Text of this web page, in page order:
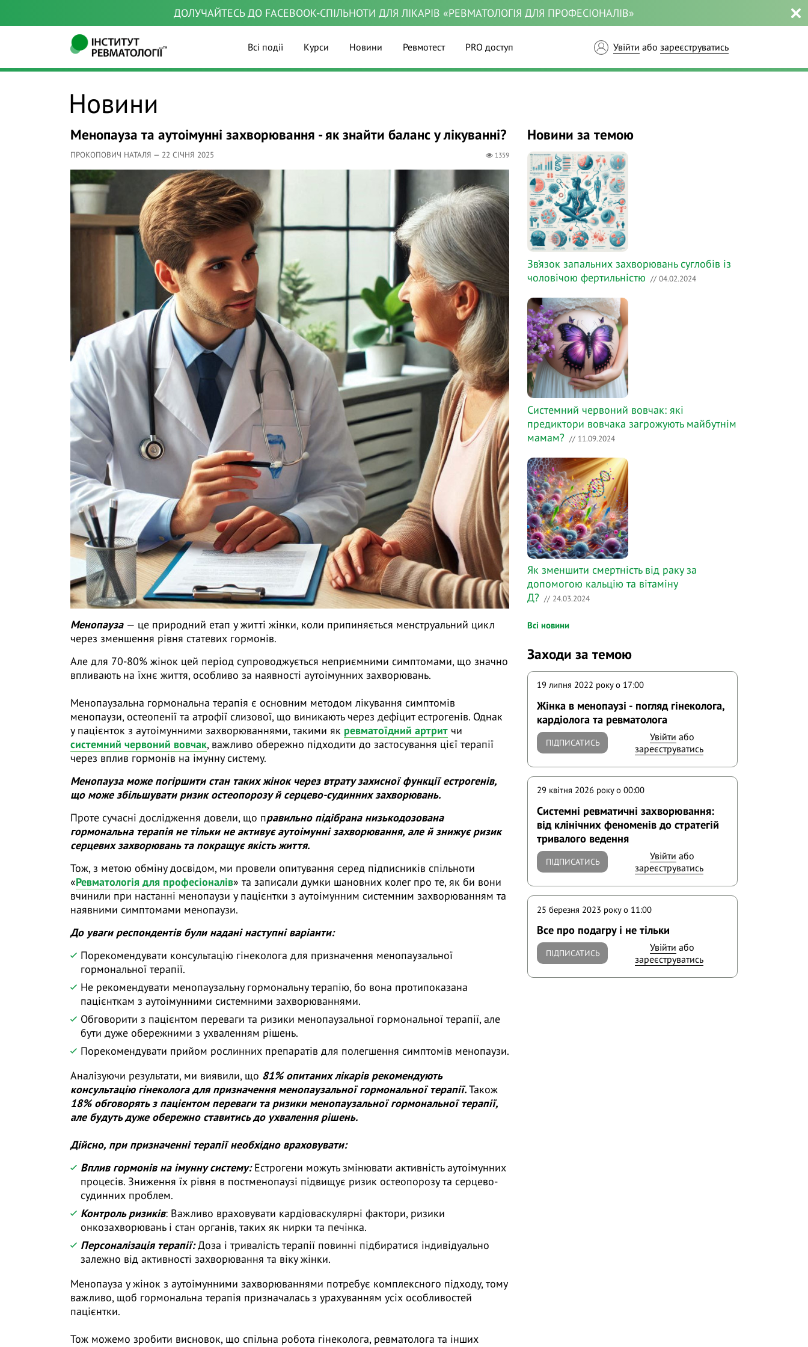
ДОЛУЧАЙТЕСЬ ДО FACEBOOK-СПІЛЬНОТИ ДЛЯ ЛІКАРІВ «РЕВМАТОЛОГІЯ ДЛЯ ПРОФЕСІОНАЛІВ»
Всі події Курси Новини Ревмотест PRO доступ Увійти або зареєструватись
Новини
Менопауза та аутоімунні захворювання - як знайти баланс у лікуванні?
ПРОКОПОВИЧ НАТАЛЯ — 22 СІЧНЯ 2025 1359
Менопауза — це природний етап у житті жінки, коли припиняється менструальний цикл
через зменшення рівня статевих гормонів.
Але для 70-80% жінок цей період супроводжується неприємними симптомами, що значно
впливають на їхнє життя, особливо за наявності аутоімунних захворювань.
Менопаузальна гормональна терапія є основним методом лікування симптомів
менопаузи, остеопенії та атрофії слизової, що виникають через дефіцит естрогенів. Однак
у пацієнток з аутоімунними захворюваннями, такими як ревматоїдний артрит чи
системний червоний вовчак, важливо обережно підходити до застосування цієї терапії
через вплив гормонів на імунну систему.
Менопауза може погіршити стан таких жінок через втрату захисної функції естрогенів,
що може збільшувати ризик остеопорозу й серцево-судинних захворювань.
Проте сучасні дослідження довели, що правильно підібрана низькодозована
гормональна терапія не тільки не активує аутоімунні захворювання, але й знижує ризик
серцевих захворювань та покращує якість життя.
Тож, з метою обміну досвідом, ми провели опитування серед підписників спільноти
«Ревматологія для професіоналів» та записали думки шановних колег про те, як би вони
вчинили при настанні менопаузи у пацієнтки з аутоімунним системним захворюванням та
наявними симптомами менопаузи.
До уваги респондентів були надані наступні варіанти:
Порекомендувати консультацію гінеколога для призначення менопаузальної
гормональної терапії.
Не рекомендувати менопаузальну гормональну терапію, бо вона протипоказана
пацієнткам з аутоімунними системними захворюваннями.
Обговорити з пацієнтом переваги та ризики менопаузальної гормональної терапії, але
бути дуже обережними з ухваленням рішень.
Порекомендувати прийом рослинних препаратів для полегшення симптомів менопаузи.
Аналізуючи результати, ми виявили, що 81% опитаних лікарів рекомендують
консультацію гінеколога для призначення менопаузальної гормональної терапії.Також
18% обговорять з пацієнтом переваги та ризики менопаузальної гормональної терапії,
але будуть дуже обережно ставитись до ухвалення рішень.
Дійсно, при призначенні терапії необхідно враховувати:
Вплив гормонів на імунну систему:Естрогени можуть змінювати активність аутоімунних
процесів. Зниження їх рівня в постменопаузі підвищує ризик остеопорозу та серцево-
судинних проблем.
Контроль ризиків: Важливо враховувати кардіоваскулярні фактори, ризики
онкозахворювань і стан органів, таких як нирки та печінка.
Персоналізація терапії:Доза і тривалість терапії повинні підбиратися індивідуально
залежно від активності захворювання та віку жінки.
Менопауза у жінок з аутоімунними захворюваннями потребує комплексного підходу, тому
важливо, щоб гормональна терапія призначалась з урахуванням усіх особливостей
пацієнтки.
Тож можемо зробити висновок, що спільна робота гінеколога, ревматолога та інших
Новини за темою
Зв’язок запальних захворювань суглобів із
чоловічою фертильністю // 04.02.2024
Системний червоний вовчак: які
предиктори вовчака загрожують майбутнім
мамам? // 11.09.2024
Як зменшити смертність від раку за
допомогою кальцію та вітаміну
Д? // 24.03.2024
Всі новини
Заходи за темою
19 липня 2022 року o 17:00
Жінка в менопаузі - погляд гінеколога,
кардіолога та ревматолога
ПІДПИСАТИСЬ Увійти або
зареєструватись
29 квітня 2026 року o 00:00
Системні ревматичні захворювання:
від клінічних феноменів до стратегій
тривалого ведення
ПІДПИСАТИСЬ Увійти або
зареєструватись
25 березня 2023 року o 11:00
Все про подагру і не тільки
ПІДПИСАТИСЬ Увійти або
зареєструватись